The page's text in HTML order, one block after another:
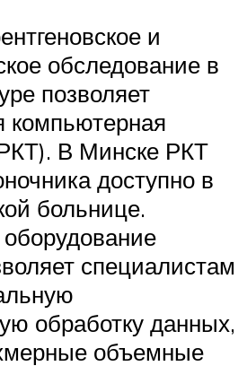
и
обследование в
позволяет
компьютерная
В Минске РКТ
доступно в
больнице.
специалистам
обработку данных,
объемные